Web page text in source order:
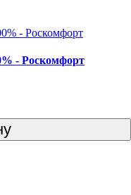
- Роскомфорт